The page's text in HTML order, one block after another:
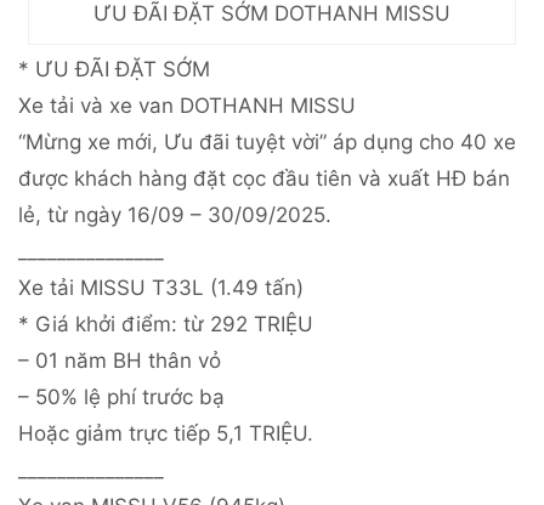
ƯU ĐÃI ĐẶT SỚM DOTHANH MISSU
* ƯU ĐÃI ĐẶT SỚM
Xe tải và xe van DOTHANH MISSU
“Mừng xe mới, Ưu đãi tuyệt vời” áp dụng cho 40 xe
được khách hàng đặt cọc đầu tiên và xuất HĐ bán
lẻ, từ ngày 16/09 – 30/09/2025.
Xe tải MISSU T33L (1.49 tấn)
* Giá khởi điểm: từ 292 TRIỆU
– 01 năm BH thân vỏ
– 50% lệ phí trước bạ
Hoặc giảm trực tiếp 5,1 TRIỆU.